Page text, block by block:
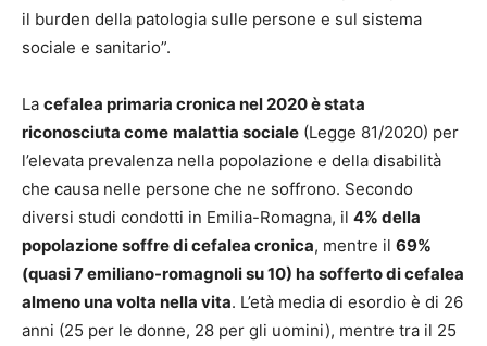
il burden della patologia sulle persone e sul sistema
sociale e sanitario”.
La cefalea primaria cronica nel 2020 è stata
riconosciuta come malattia sociale (Legge 81/2020) per
l’elevata prevalenza nella popolazione e della disabilità
che causa nelle persone che ne soffrono. Secondo
diversi studi condotti in Emilia-Romagna, il 4% della
popolazione soffre di cefalea cronica, mentre il 69%
(quasi 7 emiliano-romagnoli su 10) ha sofferto di cefalea
almeno una volta nella vita. L’età media di esordio è di 26
anni (25 per le donne, 28 per gli uomini), mentre tra il 25